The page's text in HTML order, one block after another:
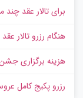
برای تالار عقد چند
هنگام رزرو تالار
هزینه برگزاری جشن عقد
رزرو پکیج کامل